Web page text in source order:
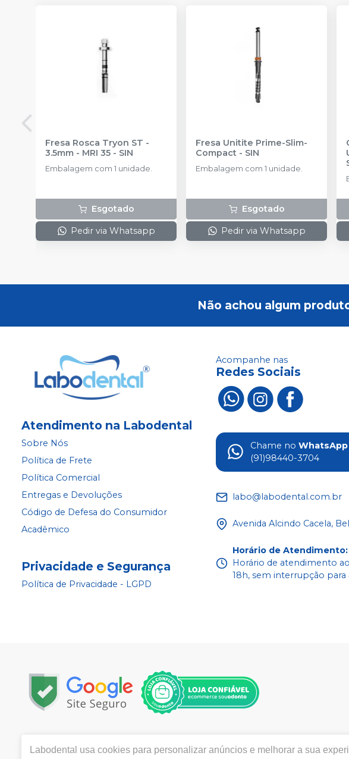
Fresa Rosca Tryon ST -
3.5mm - MRI 35 - SIN
Embalagem com 1 unidade.
Esgotado
Pedir via Whatsapp
Fresa Unitite Prime-Slim-
Compact - SIN
Embalagem com 1 unidade.
Esgotado
Pedir via Whatsapp
Não achou algum
Atendimento na Labodental
Sobre Nós
Política de Frete
Política Comercial
Entregas e Devoluções
Código de Defesa do Consumidor
Acadêmico
Privacidade e Segurança
Política de Privacidade - LGPD
Acompanhe nas
Redes Sociais
Chame no WhatsApp
(91)98440-3704
labo@labodental.com.br
Avenida Alcindo Cacela,
Horário de Atendimento:
Horário de atendimento
18h, sem interrupção para
Email:labo@labodental.com.br| Av. Alcindo Cacela, 2195 - Cremação,
Labodental usa cookies para personalizar anúncios e melhorar a sua